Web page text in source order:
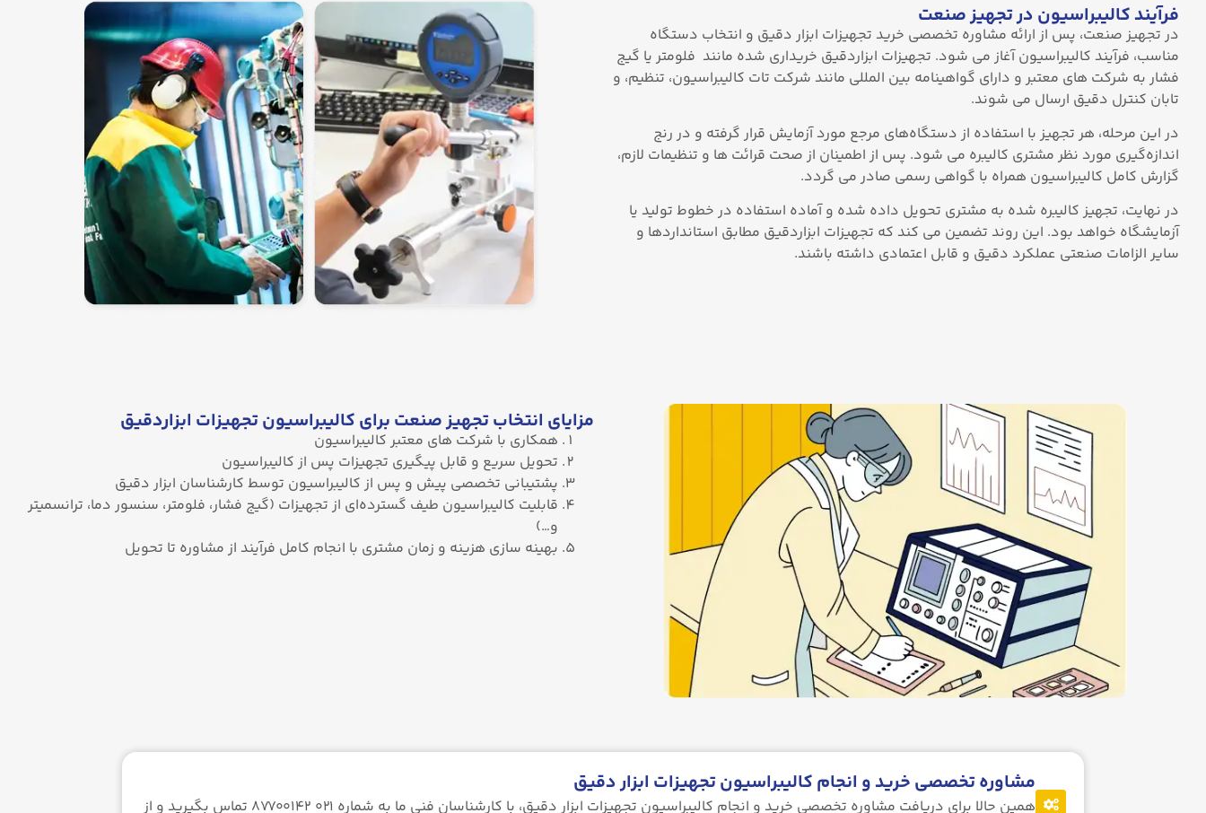
فرآیند کالیبراسیون در تجهیز صنعت
در تجهیز صنعت، پس از ارائه مشاوره تخصصی خرید تجهیزات ابزار دقیق و انتخاب دستگاه
مناسب، فرآیند کالیبراسیون آغاز می‌ شود. تجهیزات ابزاردقیق خریداری‌ شده مانند فلومتر یا گیج
فشار به شرکت‌ های معتبر و دارای گواهینامه بین ‌المللی مانند شرکت تات کالیبراسیون، تنظیم، و
تابان کنترل دقیق ارسال می شوند.
در این مرحله، هر تجهیز با استفاده از دستگاه‌های مرجع مورد آزمایش قرار گرفته و در رنج
اندازه‌گیری مورد نظر مشتری کالیبره می ‌شود. پس از اطمینان از صحت قرائت‌ ها و تنظیمات لازم،
گزارش کامل کالیبراسیون همراه با گواهی رسمی صادر می ‌گردد.
در نهایت، تجهیز کالیبره ‌شده به مشتری تحویل داده شده و آماده استفاده در خطوط تولید یا
آزمایشگاه خواهد بود. این روند تضمین می‌ کند که تجهیزات ابزاردقیق مطابق استانداردها و
سایر الزامات صنعتی عملکرد دقیق و قابل اعتمادی داشته باشند.
مزایای انتخاب تجهیز صنعت برای کالیبراسیون تجهیزات ابزاردقیق
همکاری با شرکت های معتبر کالیبراسیون
تحویل سریع و قابل پیگیری تجهیزات پس از کالیبراسیون
پشتیبانی تخصصی پیش و پس از کالیبراسیون توسط کارشناسان ابزار دقیق
قابلیت کالیبراسیون طیف گسترده‌ای از تجهیزات (گیج فشار، فلومتر، سنسور دما، ترانسمیتر
و…)
بهینه ‌سازی هزینه و زمان مشتری با انجام کامل فرآیند از مشاوره تا تحویل
مشاوره تخصصی خرید و انجام کالیبراسیون تجهیزات ابزار دقیق
همین حالا برای دریافت مشاوره تخصصی خرید و انجام کالیبراسیون تجهیزات ابزار دقیق، با کارشناسان فنی ما به شماره ۰۲۱ ۸۷۷۰۰۱۴۲ تماس بگیرید و از